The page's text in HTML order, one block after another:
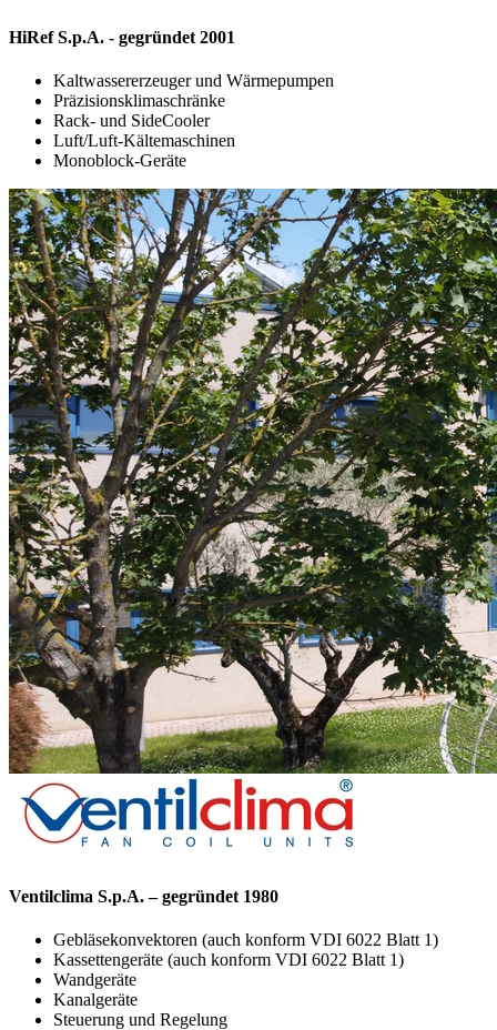
HiRef S.p.A. - gegründet 2001
Kaltwassererzeuger und Wärmepumpen
Präzisionsklimaschränke
Rack- und SideCooler
Luft/Luft-Kältemaschinen
Monoblock-Geräte
Ventilclima S.p.A. – gegründet 1980
Gebläsekonvektoren (auch konform VDI 6022 Blatt 1)
Kassettengeräte (auch konform VDI 6022 Blatt 1)
Wandgeräte
Kanalgeräte
Steuerung und Regelung